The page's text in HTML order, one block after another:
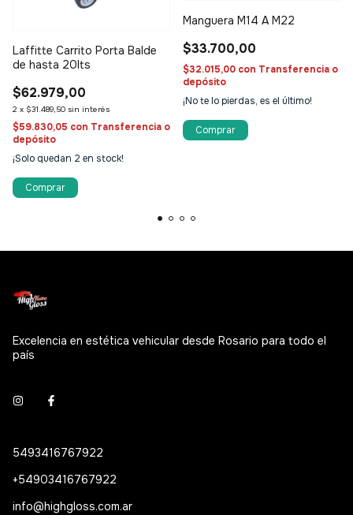
Laffitte Carrito Porta Balde
de hasta 20lts
$62.979,00
2 x $31.489,50 sin interés
$59.830,05 con Transferencia o
depósito
¡Solo quedan 2 en stock!
Manguera M14 A M22
$33.700,00
$32.015,00 con Transferencia o
depósito
¡No te lo pierdas, es el último!
Excelencia en estética vehicular desde Rosario para todo el
país
5493416767922
+54903416767922
info@highgloss.com.ar
GIRAR AHORA
🔒 Tu email está seguro. No spam, lo prometemos.